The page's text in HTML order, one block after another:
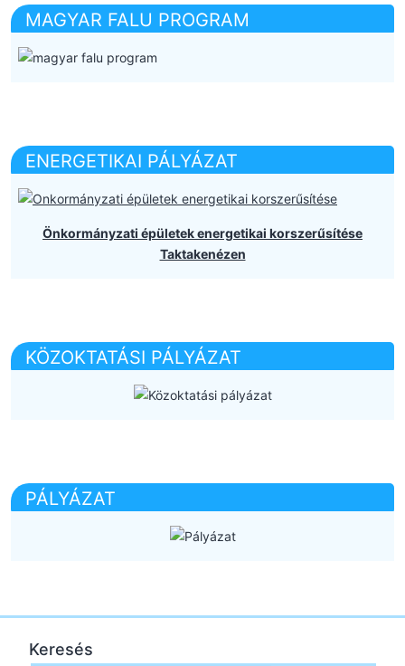
MAGYAR FALU PROGRAM
ENERGETIKAI PÁLYÁZAT
Önkormányzati épületek energetikai korszerűsítése
Taktakenézen
KÖZOKTATÁSI PÁLYÁZAT
PÁLYÁZAT
Keresés